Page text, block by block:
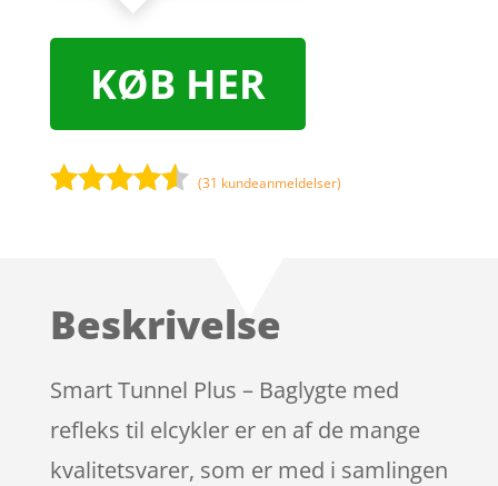
KØB HER
på
mmelser
(31 kundeanmeldelser)
Beskrivelse
Smart Tunnel Plus – Baglygte med
refleks til elcykler er en af de mange
kvalitetsvarer, som er med i samlingen